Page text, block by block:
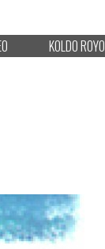
KOLDO ROYO